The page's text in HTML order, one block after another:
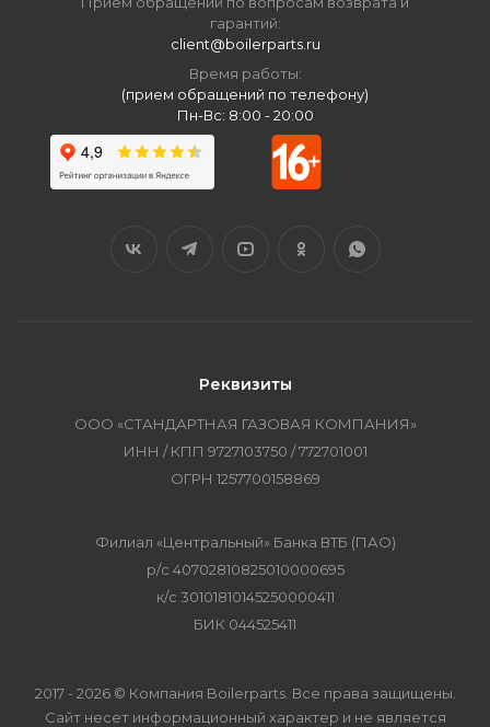
гарантий:
client@boilerparts.ru
Время работы:
(прием обращений по телефону)
Пн-Вс: 8:00 - 20:00
Реквизиты
ООО «СТАНДАРТНАЯ ГАЗОВАЯ КОМПАНИЯ»
ИНН / КПП 9727103750 / 772701001
ОГРН 1257700158869
Филиал «Центральный» Банка ВТБ (ПАО)
р/с 40702810825010000695
к/с 30101810145250000411
БИК 044525411
2017 - 2026 © Компания Boilerparts. Все права защищены.
Сайт несет информационный характер и не является